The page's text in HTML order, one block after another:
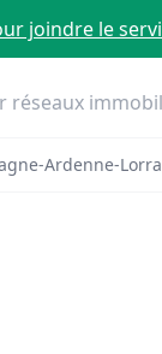
joindre le
réseaux
Ardenne-